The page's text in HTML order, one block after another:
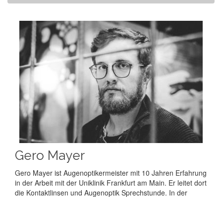
Gero Mayer
Gero Mayer ist Augenoptikermeister mit 10 Jahren Erfahrung
in der Arbeit mit der Uniklinik Frankfurt am Main. Er leitet dort
die Kontaktlinsen und Augenoptik Sprechstunde. In der